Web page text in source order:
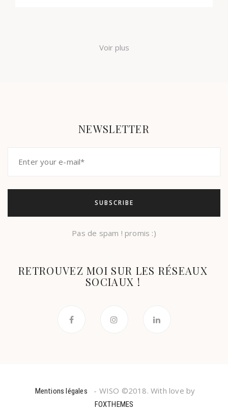
Voir plus
NEWSLETTER
Pas de spam ! promis :)
RETROUVEZ MOI SUR LES RÉSEAUX
SOCIAUX !
Mentions légales - WISO ©2018. With love by
FOXTHEMES